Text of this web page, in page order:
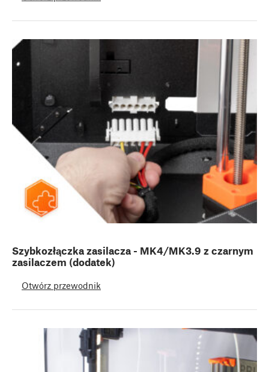
Szybkozłączka zasilacza - MK4/MK3.9 z czarnym
zasilaczem (dodatek)
Otwórz przewodnik